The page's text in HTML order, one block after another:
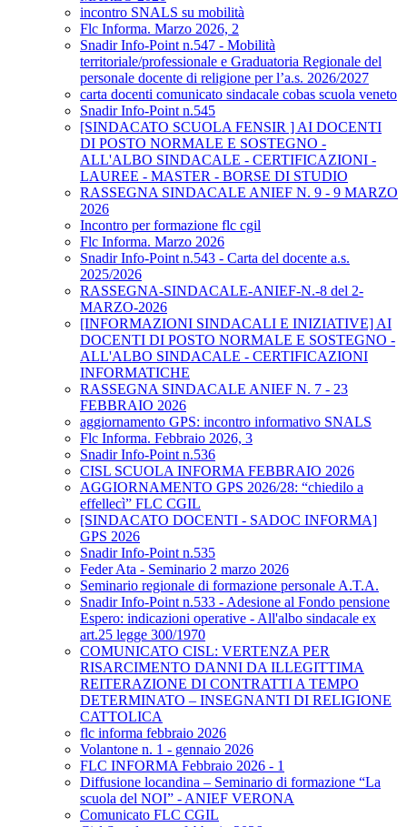
incontro SNALS su mobilità
Flc Informa. Marzo 2026, 2
Snadir Info-Point n.547 - Mobilità
territoriale/professionale e Graduatoria Regionale del
personale docente di religione per l’a.s. 2026/2027
carta docenti comunicato sindacale cobas scuola veneto
Snadir Info-Point n.545
[SINDACATO SCUOLA FENSIR ] AI DOCENTI
DI POSTO NORMALE E SOSTEGNO -
ALL'ALBO SINDACALE - CERTIFICAZIONI -
LAUREE - MASTER - BORSE DI STUDIO
RASSEGNA SINDACALE ANIEF N. 9 - 9 MARZO
2026
Incontro per formazione flc cgil
Flc Informa. Marzo 2026
Snadir Info-Point n.543 - Carta del docente a.s.
2025/2026
RASSEGNA-SINDACALE-ANIEF-N.-8 del 2-
MARZO-2026
[INFORMAZIONI SINDACALI E INIZIATIVE] AI
DOCENTI DI POSTO NORMALE E SOSTEGNO -
ALL'ALBO SINDACALE - CERTIFICAZIONI
INFORMATICHE
RASSEGNA SINDACALE ANIEF N. 7 - 23
FEBBRAIO 2026
aggiornamento GPS: incontro informativo SNALS
Flc Informa. Febbraio 2026, 3
Snadir Info-Point n.536
CISL SCUOLA INFORMA FEBBRAIO 2026
AGGIORNAMENTO GPS 2026/28: “chiedilo a
effellecì” FLC CGIL
[SINDACATO DOCENTI - SADOC INFORMA]
GPS 2026
Snadir Info-Point n.535
Feder Ata - Seminario 2 marzo 2026
Seminario regionale di formazione personale A.T.A.
Snadir Info-Point n.533 - Adesione al Fondo pensione
Espero: indicazioni operative - All'albo sindacale ex
art.25 legge 300/1970
COMUNICATO CISL: VERTENZA PER
RISARCIMENTO DANNI DA ILLEGITTIMA
REITERAZIONE DI CONTRATTI A TEMPO
DETERMINATO – INSEGNANTI DI RELIGIONE
CATTOLICA
flc informa febbraio 2026
Volantone n. 1 - gennaio 2026
FLC INFORMA Febbraio 2026 - 1
Diffusione locandina – Seminario di formazione “La
scuola del NOI” - ANIEF VERONA
Comunicato FLC CGIL